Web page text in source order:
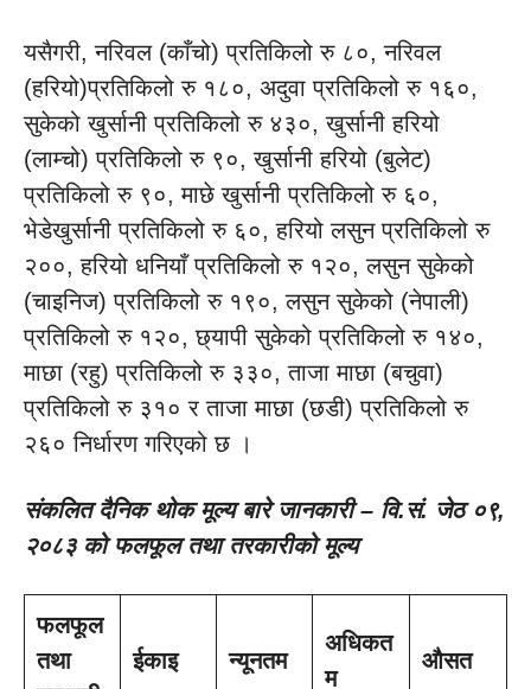
यसैगरी, नरिवल (काँचो) प्रतिकिलो रु ८०, नरिवल
(हरियो)प्रतिकिलो रु १८०, अदुवा प्रतिकिलो रु १६०,
सुकेको खुर्सानी प्रतिकिलो रु ४३०, खुर्सानी हरियो
(लाम्चो) प्रतिकिलो रु ९०, खुर्सानी हरियो (बुलेट)
प्रतिकिलो रु ९०, माछे खुर्सानी प्रतिकिलो रु ६०,
भेडेखुर्सानी प्रतिकिलो रु ६०, हरियो लसुन प्रतिकिलो रु
२००, हरियो धनियाँ प्रतिकिलो रु १२०, लसुन सुकेको
(चाइनिज) प्रतिकिलो रु १९०, लसुन सुकेको (नेपाली)
प्रतिकिलो रु १२०, छ्यापी सुकेको प्रतिकिलो रु १४०,
माछा (रहु) प्रतिकिलो रु ३३०, ताजा माछा (बचुवा)
प्रतिकिलो रु ३१० र ताजा माछा (छडी) प्रतिकिलो रु
२६० निर्धारण गरिएको छ ।
संकलित दैनिक थोक मूल्य बारे जानकारी – वि.सं. जेठ ०९,
२०८३ को फलफूल तथा तरकारीको मूल्य
फलफूल
तथा
ईकाइ न्यूनतम
अधिकत
म
औसत